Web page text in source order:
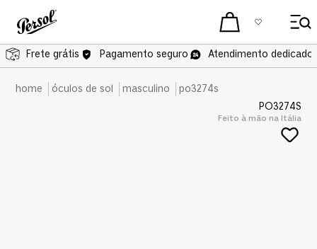
Frete grátis Pagamento seguro Atendimento dedicado
óculos de sol masculino
po3274s
PO3274S
Feito à mão na Itália